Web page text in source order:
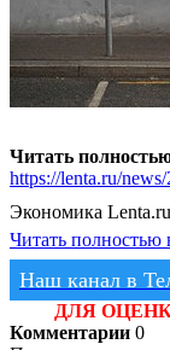
Читать
https://lenta.ru/
Экономика Lenta.ru
Читать полностью
Наш канал в
ДЛЯ
Комментарии 0